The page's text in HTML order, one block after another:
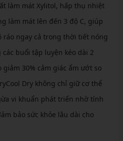
làm mát Xylitol, hấp thụ nhiệt
làm mát lên đến 3 độ C, giúp
ráo ngay cả trong thời tiết nóng
các buổi tập luyện kéo dài 2
30% cảm giác ẩm ướt so
Dry không chỉ giữ cơ thể
vi khuẩn phát triển nhờ tính
bảo sức khỏe lâu dài cho